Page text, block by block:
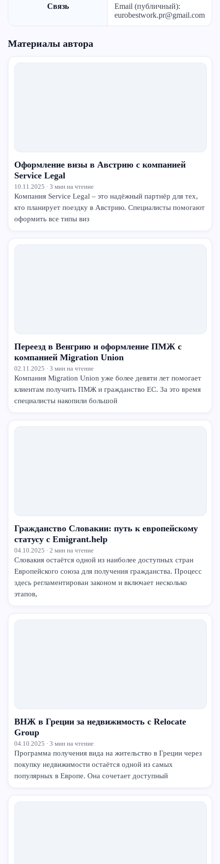
Связь
Email (публичный):
eurobestwork.pr@gmail.com
Материалы автора
Оформление визы в Австрию с компанией
Service Legal
10.11.2025 · 3 мин на чтение
Компания Service Legal – это надёжный партнёр для тех,
кто планирует поездку в Австрию. Специалисты помогают
оформить все типы виз
Переезд в Венгрию и оформление ПМЖ с
компанией Migration Union
02.11.2025 · 3 мин на чтение
Компания Migration Union уже более девяти лет помогает
клиентам получить ПМЖ и гражданство ЕС. За это время
специалисты накопили большой
Гражданство Словакии: путь к европейскому
статусу с Emigrant.help
04.10.2025 · 2 мин на чтение
Словакия остаётся одной из наиболее доступных стран
Европейского союза для получения гражданства. Процесс
здесь регламентирован законом и включает несколько
этапов,
ВНЖ в Греции за недвижимость с Relocate
Group
04.10.2025 · 3 мин на чтение
Программа получения вида на жительство в Греции через
покупку недвижимости остаётся одной из самых
популярных в Европе. Она сочетает доступный